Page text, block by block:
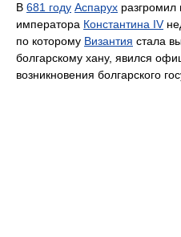
В 681 году Аспарух разгромил
императора Константина IV
по которому Византия стала
болгарскому хану, явился
возникновения болгарского